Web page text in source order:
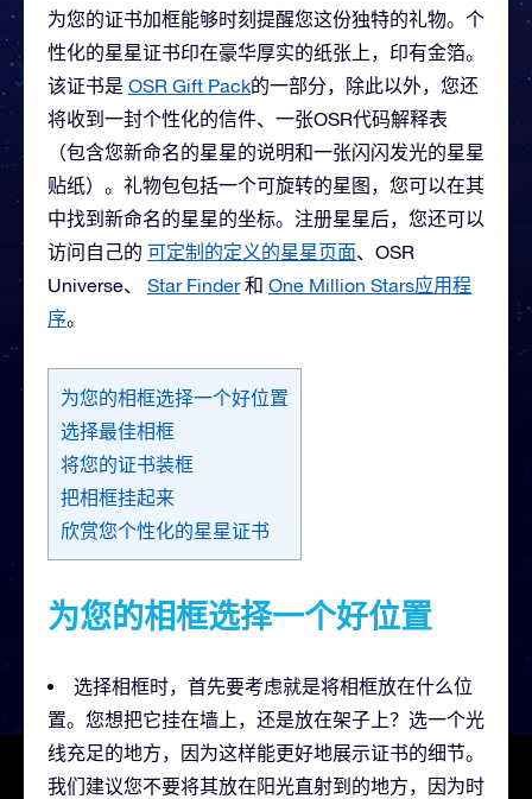
为您的证书加框能够时刻提醒您这份独特的礼物。个
性化的星星证书印在豪华厚实的纸张上，印有金箔。
该证书是 OSR Gift Pack的一部分，除此以外，您还
将收到一封个性化的信件、一张OSR代码解释表
（包含您新命名的星星的说明和一张闪闪发光的星星
贴纸）。礼物包包括一个可旋转的星图，您可以在其
中找到新命名的星星的坐标。注册星星后，您还可以
访问自己的 可定制的定义的星星页面、OSR
Universe、 Star Finder和 One Million Stars应用程
序。
为您的相框选择一个好位置
选择最佳相框
将您的证书装框
把相框挂起来
欣赏您个性化的星星证书
为您的相框选择一个好位置
选择相框时，首先要考虑就是将相框放在什么位
置。您想把它挂在墙上，还是放在架子上？选一个光
线充足的地方，因为这样能更好地展示证书的细节。
我们建议您不要将其放在阳光直射到的地方，因为时